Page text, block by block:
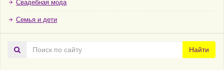
Свадебная мода
Семья и дети
Поиск
по
Найти